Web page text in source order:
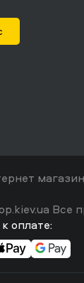
Все
оплате: